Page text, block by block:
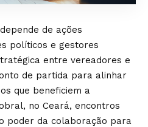
de ações
políticos e gestores
entre vereadores e
de partida para alinhar
que beneficiem a
no Ceará, encontros
poder da colaboração para